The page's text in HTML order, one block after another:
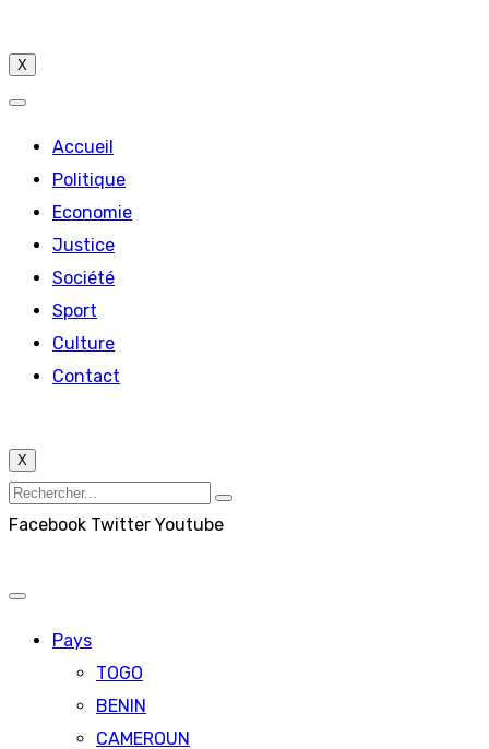
X
Accueil
Politique
Economie
Justice
Société
Sport
Culture
Contact
X
Facebook Twitter Youtube
Pays
TOGO
BENIN
CAMEROUN